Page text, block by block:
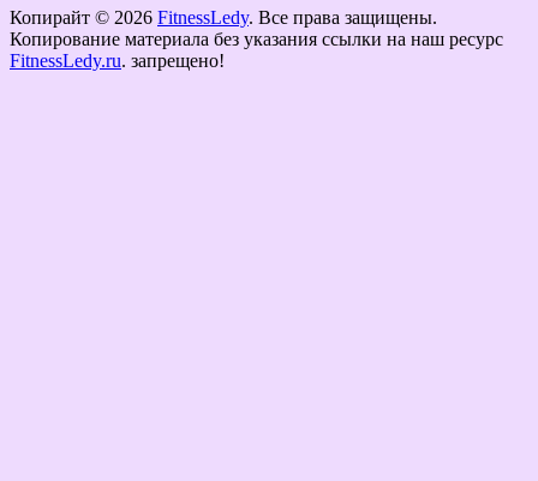
Копирайт © 2026 FitnessLedy. Все права защищены.
Копирование материала без указания ссылки на наш ресурс
FitnessLedy.ru. запрещено!